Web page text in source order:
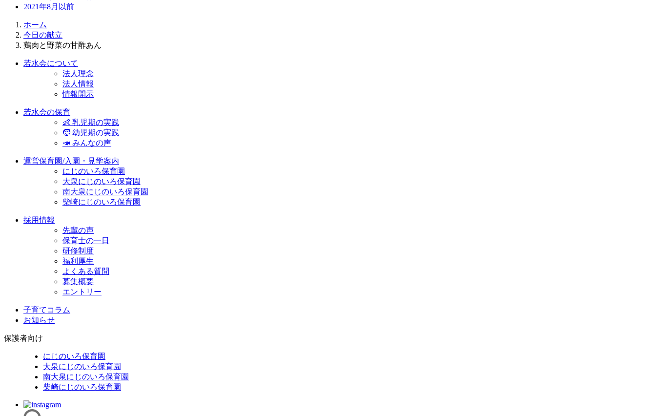
2021年8月以前
ホーム
今日の献立
鶏肉と野菜の甘酢あん
若水会について
法人理念
法人情報
情報開示
若水会の保育
👶 乳児期の実践
🧒 幼児期の実践
📣 みんなの声
運営保育園/入園・見学案内
にじのいろ保育園
大泉にじのいろ保育園
南大泉にじのいろ保育園
柴崎にじのいろ保育園
採用情報
先輩の声
保育士の一日
研修制度
福利厚生
よくある質問
募集概要
エントリー
子育てコラム
お知らせ
保護者向け
にじのいろ保育園
大泉にじのいろ保育園
南大泉にじのいろ保育園
柴崎にじのいろ保育園